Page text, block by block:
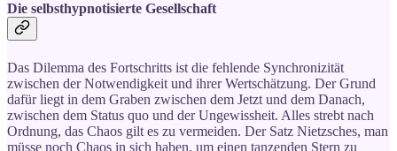
Die selbsthypnotisierte Gesellschaft
Das Dilemma des Fortschritts ist die fehlende Synchronizität
zwischen der Notwendigkeit und ihrer Wertschätzung. Der Grund
dafür liegt in dem Graben zwischen dem Jetzt und dem Danach,
zwischen dem Status quo und der Ungewissheit. Alles strebt nach
Ordnung, das Chaos gilt es zu vermeiden. Der Satz Nietzsches, man
müsse noch Chaos in sich haben, um einen tanzenden Stern zu